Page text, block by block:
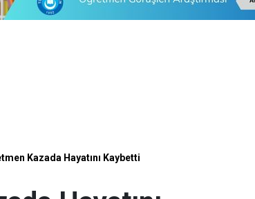
Kazada Hayatını Kaybetti